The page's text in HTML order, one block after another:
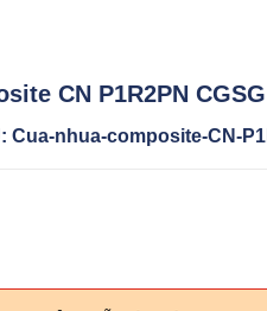
CN P1R2PN CGSG
Cua-nhua-composite-CN-